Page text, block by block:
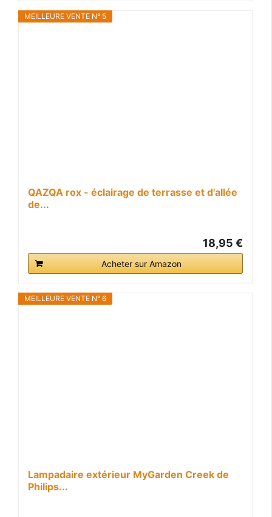
MEILLEURE VENTE N° 5
QAZQA rox - éclairage de terrasse et d'allée
de...
18,95 €
Acheter sur Amazon
MEILLEURE VENTE N° 6
Lampadaire extérieur MyGarden Creek de
Philips...